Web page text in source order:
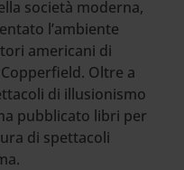
società moderna,
l’ambiente
americani di
Oltre a
di illusionismo
pubblicato libri per
di spettacoli